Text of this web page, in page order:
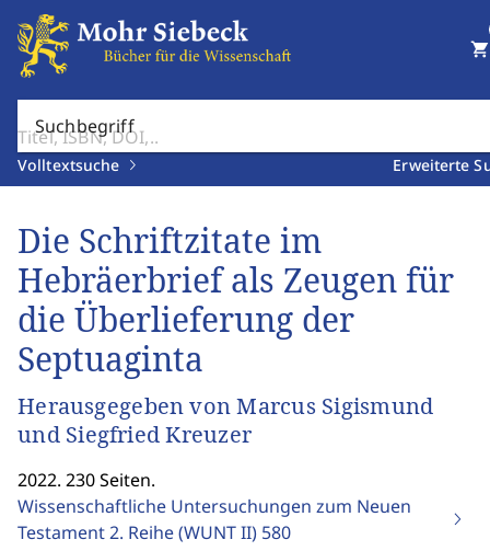
Suchbegriff
Volltextsuche Erweiterte
shopping_cart
Die Schriftzitate im
Hebräerbrief als Zeugen für
die Überlieferung der
Septuaginta
Herausgegeben von Marcus Sigismund
und Siegfried Kreuzer
2022. 230 Seiten.
Wissenschaftliche Untersuchungen zum Neuen
Testament 2. Reihe (WUNT II) 580